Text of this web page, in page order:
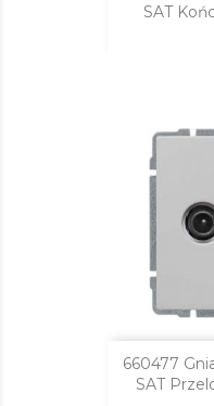
SAT
660477
SAT